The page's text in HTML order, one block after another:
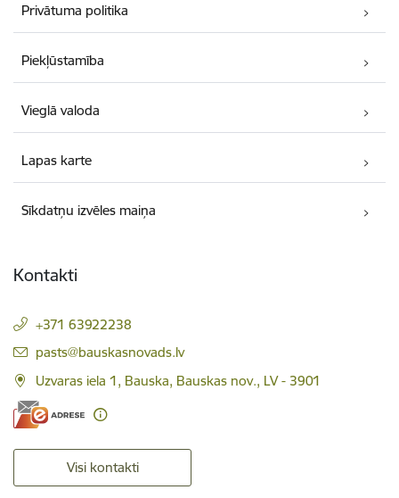
Privātuma politika
Piekļūstamība
Vieglā valoda
Lapas karte
Sīkdatņu izvēles maiņa
Kontakti
+371 63922238
E-pasts:
pasts@bauskasnovads.lv
Uzvaras iela 1, Bauska, Bauskas nov., LV - 3901
Visi kontakti